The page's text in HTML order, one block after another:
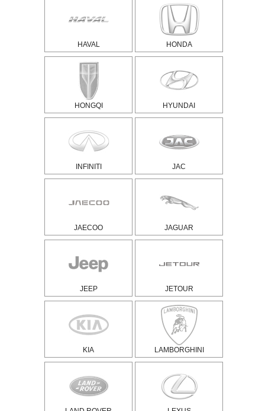
HAVAL HONDA
HONGQI HYUNDAI
INFINITI JAC
JAECOO JAGUAR
JEEP JETOUR
KIA LAMBORGHINI